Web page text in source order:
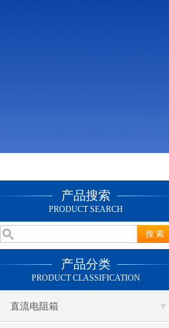
产品搜索
PRODUCT SEARCH
产品分类
PRODUCT CLASSIFICATION
直流电阻箱